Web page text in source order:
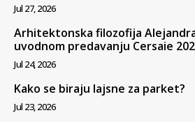
Jul 27, 2026
Arhitektonska filozofija
uvodnom predavanju Cersaie
Jul 24, 2026
Kako se biraju lajsne za parket?
Jul 23, 2026